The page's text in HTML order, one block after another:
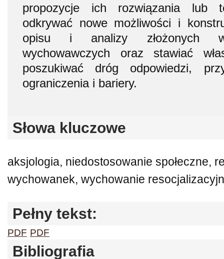
propozycje ich rozwiązania lub
odkrywać nowe możliwości i
opisu i analizy złożonych
wychowawczych oraz stawiać
poszukiwać dróg odpowiedzi,
ograniczenia i bariery.
Słowa kluczowe
aksjologia, niedostosowanie społeczne,
wychowanek, wychowanie
Pełny tekst:
PDF PDF
Bibliografia